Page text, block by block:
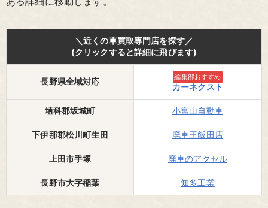
＼近くの車買取専門店を探す／
(クリックすると詳細に飛びます)
長野県全域対応 編集部おすすめ
カーネクスト
埴科郡坂城町 小宮山自動車
下伊那郡松川町生田 廃車王飯田店
上田市手塚 廃車のアクセル
長野市大字稲葉 知多工業